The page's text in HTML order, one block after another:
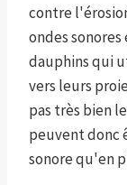
contre
ondes
dauphins qui
vers leurs
pas très bien
peuvent donc
sonore qu'en